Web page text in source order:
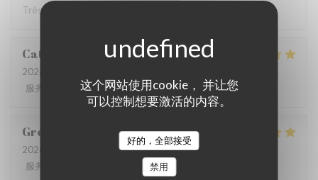
这个网站使用cookie， 并让您
可以控制想要激活的内容。
好的，全部接受
禁用
Très bonne cuisine ! Très bon accueil !
Catherine
2026-08-02
服务
氛围:5 /5 菜单:5/5 质价比: 4 /5
Grégory
2026-08-02
- 12:30 - 来宾 2
服务
/5 质价比